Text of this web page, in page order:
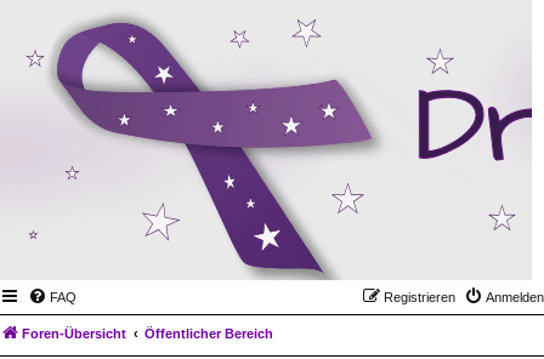
FAQ Anmelden
Registrieren
Foren-Übersicht Öffentlicher Bereich